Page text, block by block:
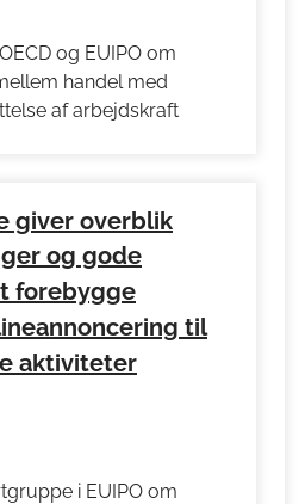
og EUIPO om
handel med
af arbejdskraft
giver overblik
og gode
forebygge
til
aktiviteter
i EUIPO om